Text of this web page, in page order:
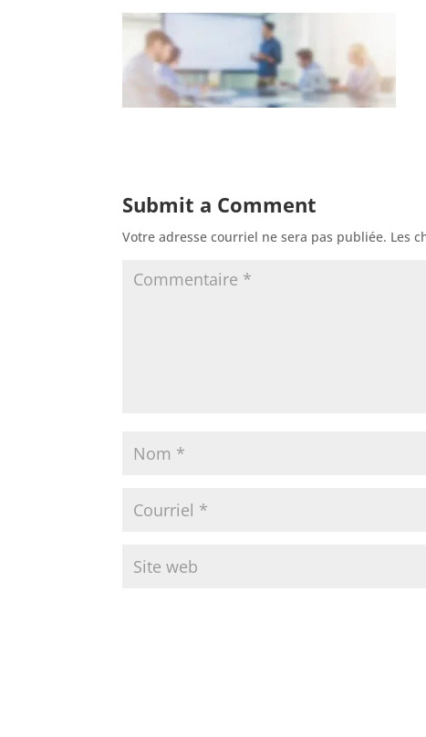
Submit a Comment
Votre adresse courriel ne sera pas publiée. Les